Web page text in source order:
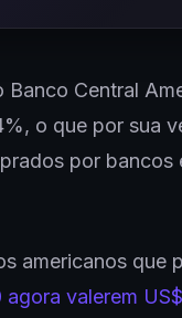
Banco Central
o que por sua
por bancos
americanos que
agora valerem